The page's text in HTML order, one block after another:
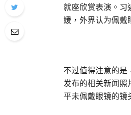
就座欣赏表演。习
媛，外界认为佩戴
不过值得注意的是
发布的相关新闻照
平未佩戴眼镜的镜